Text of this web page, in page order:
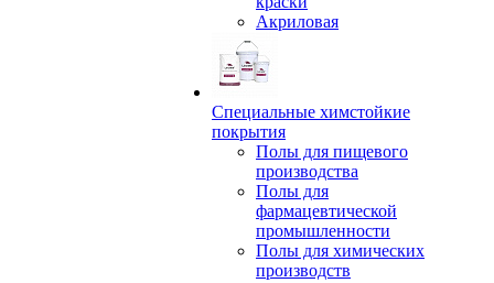
Акриловая
Специальные химстойкие
покрытия
Полы для пищевого
производства
Полы для
фармацевтической
промышленности
Полы для химических
производств